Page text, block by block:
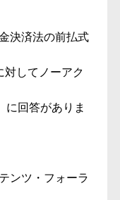
決済法の前払式
対してノーアク
に回答がありま
ンツ・フォーラ